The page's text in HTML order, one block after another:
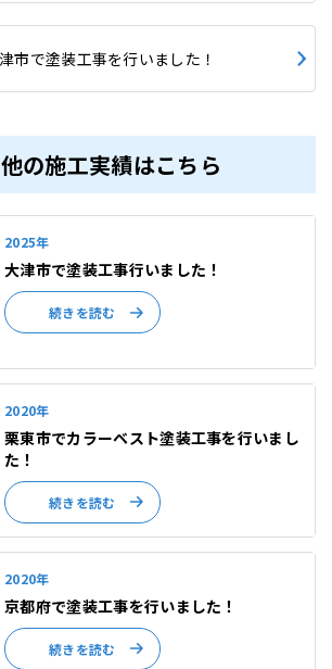
市で塗装工事を行いました！
の施工実績はこちら
2025年
大津市で塗装工事行いました！
続きを読む
2020年
栗東市でカラーベスト塗装工事を行いまし
た！
続きを読む
2020年
京都府で塗装工事を行いました！
続きを読む